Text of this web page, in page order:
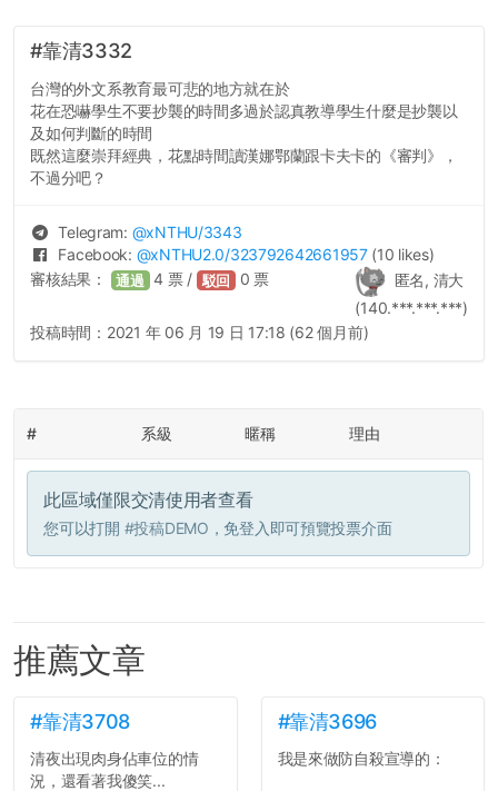
#靠清3332
台灣的外文系教育最可悲的地方就在於
花在恐嚇學生不要抄襲的時間多過於認真教導學生什麼是抄襲以
及如何判斷的時間
既然這麼崇拜經典，花點時間讀漢娜鄂蘭跟卡夫卡的《審判》，
不過分吧？
Telegram: @xNTHU/3343
Facebook: @xNTHU2.0/323792642661957 (10 likes)
匿名, 清大
(140.***.***.***)
審核結果： 通過 4 票 / 駁回 0 票
投稿時間： 2021 年 06 月 19 日 17:18 (62 個月前)
# 系級 暱稱 理由
此區域僅限交清使用者查看
您可以打開 #投稿DEMO ，免登入即可預覽投票介面
推薦文章
#靠清3708
清夜出現肉身佔車位的情
況，還看著我傻笑...
#靠清3696
我是來做防自殺宣導的：